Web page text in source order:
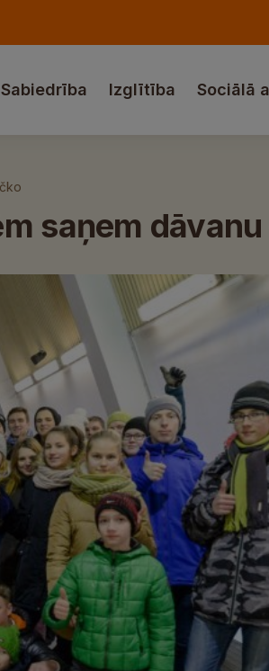
Sabiedrība Izglītība Sociālā
saņem